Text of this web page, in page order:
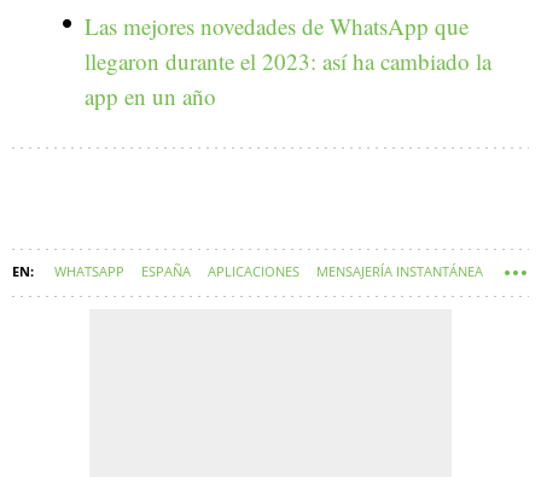
Las mejores novedades de WhatsApp que
llegaron durante el 2023: así ha cambiado la
app en un año
WHATSAPP ESPAÑA APLICACIONES MENSAJERÍA INSTANTÁNEA